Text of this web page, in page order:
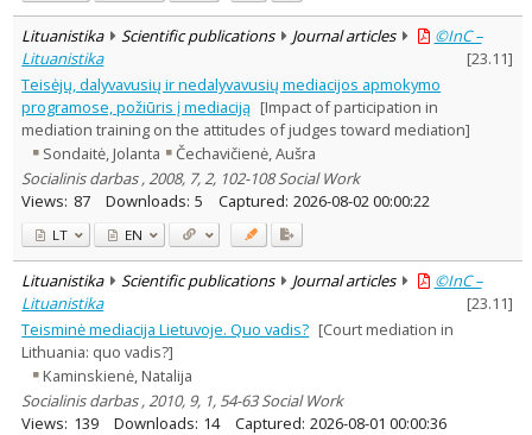
Lituanistika Scientific publications Journal articles
©InC –
Lituanistika
[23.11]
Teisėjų, dalyvavusių ir nedalyvavusių mediacijos apmokymo
programose, požiūris į mediaciją [Impact of participation in
mediation training on the attitudes of judges toward mediation]
Sondaitė, Jolanta
Čechavičienė, Aušra
Socialinis darbas , 2008, 7, 2, 102-108 Social Work
Views: 87 Downloads: 5 Captured: 2026-08-02 00:00:22
LT EN
Lituanistika Scientific publications Journal articles
©InC –
Lituanistika
[23.11]
Teisminė mediacija Lietuvoje. Quo vadis? [Court mediation in
Lithuania: quo vadis?]
Kaminskienė, Natalija
Socialinis darbas , 2010, 9, 1, 54-63 Social Work
Views: 139 Downloads: 14 Captured: 2026-08-01 00:00:36